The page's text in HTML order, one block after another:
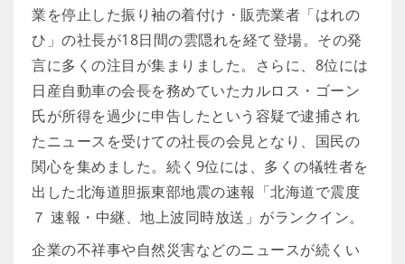
業を停止した振り袖の着付け・販売業者「はれの
ひ」の社長が18日間の雲隠れを経て登場。その発
言に多くの注目が集まりました。さらに、8位には
日産自動車の会長を務めていたカルロス・ゴーン
氏が所得を過少に申告したという容疑で逮捕され
たニュースを受けての社長の会見となり、国民の
関心を集めました。続く9位には、多くの犠牲者を
出した北海道胆振東部地震の速報「北海道で震度
７ 速報・中継、地上波同時放送」がランクイン。
企業の不祥事や自然災害などのニュースが続くい